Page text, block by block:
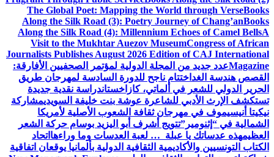
The Global Poet: Mapping the World through VerseBooks
Along the Silk Road (3): Poetry Journey of Chang’anBooks
Along the Silk Road (4): Millennium Echoes of Camel BellsA
Visit to the Mukhtar Auezov MuseumCongress of African
Journalists Publishes August 2026 Edition of CAJ International
Magazineعدد جديد من المجلة الدولية لمؤتمر الصحفيين الأفارقة:
القصص هندسة الغد اختتام ناجح للدورة السادسة لمهرجان طريق
الحرير الدولي للشعر في ألماتي، كازاخستاندراسة نقدية جديدة
تستكشف الإرث الأدبي للشاعرة عوشة بنت خليفة السويديمشاركة
نيكيتا أنيسيموف في مهرجان ثقافة الشعوب الأصلية لأمريكا
الشمالية في “إثنومير”تتويج أشرف أبو اليزيد بوسام حركة الشعر
العظيمهذه عدساتك يا عبلة … لعبة العدسات وما وراءها اتحاد
الكتاب التونسيين والأكاديمية الثقافية الدولية بألمانيا يوقعان اتفاقية